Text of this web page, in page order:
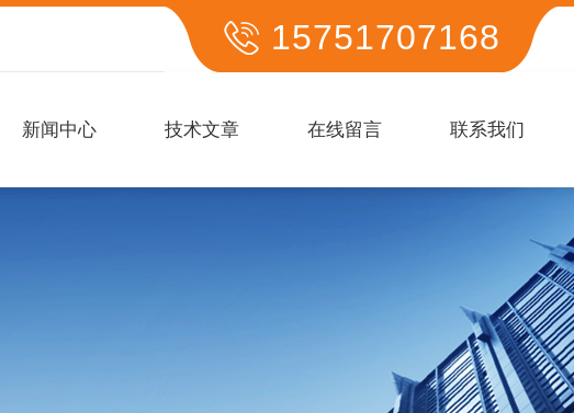
15751707168
新闻中心 技术文章 在线留言 联系我们